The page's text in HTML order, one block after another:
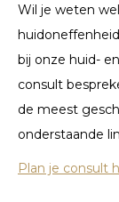
Wil je weten
bij onze huid-
consult
de meest
onderstaande
Plan je consult